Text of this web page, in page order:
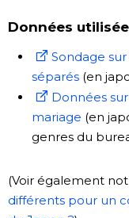
Données
Sondage
séparés(en
Données
mariage (en
genres du
(Voir également
différents pour un